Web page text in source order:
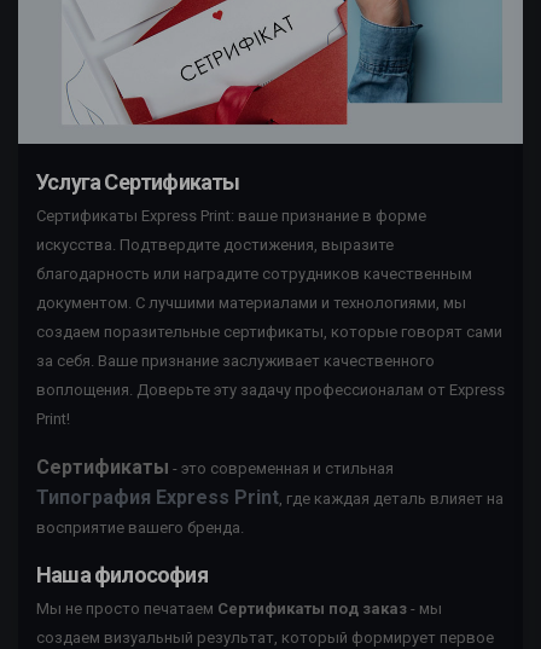
Услуга Сертификаты
Сертификаты Express Print: ваше признание в форме
искусства. Подтвердите достижения, выразите
благодарность или наградите сотрудников качественным
документом. С лучшими материалами и технологиями, мы
создаем поразительные сертификаты, которые говорят сами
за себя. Ваше признание заслуживает качественного
воплощения. Доверьте эту задачу профессионалам от Express
Print!
Сертификаты - это современная и стильная
Типография Express Print, где каждая деталь влияет на
восприятие вашего бренда.
Наша философия
Мы не просто печатаем Сертификаты под заказ - мы
создаем визуальный результат, который формирует первое